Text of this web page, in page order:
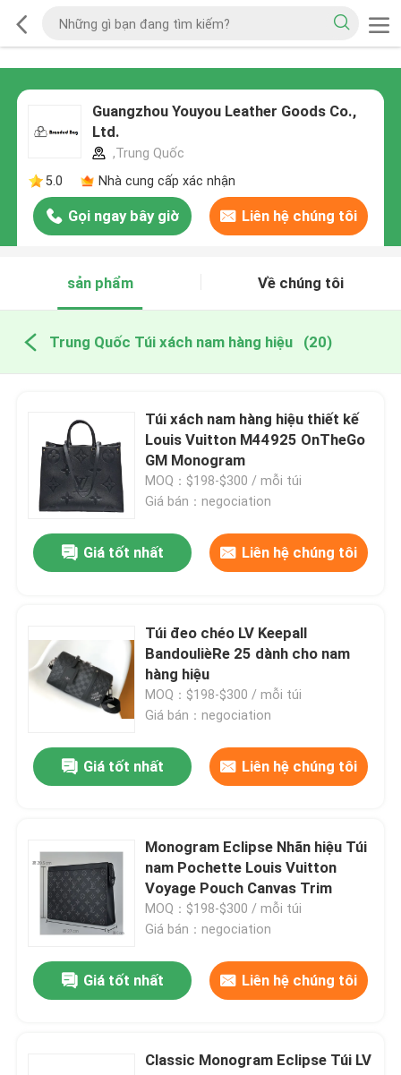
Guangzhou Youyou Leather Goods Co.,
Ltd.
,Trung Quốc
5.0
Nhà cung cấp xác nhận
Gọi ngay bây giờ Liên hệ chúng tôi
sản phẩm Về chúng tôi
Trung Quốc Túi xách nam hàng hiệu (20)
Túi xách nam hàng hiệu thiết kế
Louis Vuitton M44925 OnTheGo
GM Monogram
MOQ：$198-$300 / mỗi túi
Giá bán：negociation
Giá tốt nhất Liên hệ chúng tôi
Túi đeo chéo LV Keepall
BandoulièRe 25 dành cho nam
hàng hiệu
MOQ：$198-$300 / mỗi túi
Giá bán：negociation
Giá tốt nhất Liên hệ chúng tôi
Monogram Eclipse Nhãn hiệu Túi
nam Pochette Louis Vuitton
Voyage Pouch Canvas Trim
MOQ：$198-$300 / mỗi túi
Giá bán：negociation
Giá tốt nhất Liên hệ chúng tôi
Classic Monogram Eclipse Túi LV